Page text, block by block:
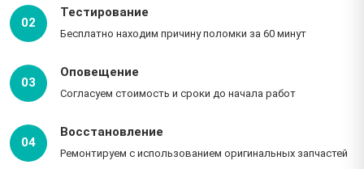
02
Тестирование
Бесплатно находим причину поломки за 60 минут
03
Оповещение
Согласуем стоимость и сроки до начала работ
04
Восстановление
Ремонтируем с использованием оригинальных запчастей